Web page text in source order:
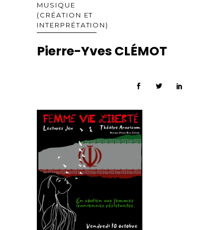
MUSIQUE
(CRÉATION ET
INTERPRÉTATION)
Pierre-Yves CLÉMOT